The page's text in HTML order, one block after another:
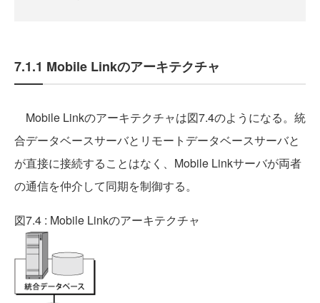
7.1.1 Mobile Linkのアーキテクチャ
Mobile Linkのアーキテクチャは図7.4のようになる。統
合データベースサーバとリモートデータベースサーバと
が直接に接続することはなく、Mobile Linkサーバが両者
の通信を仲介して同期を制御する。
図7.4 : Mobile Linkのアーキテクチャ